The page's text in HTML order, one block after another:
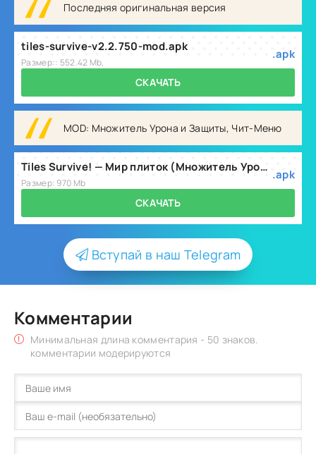
Последняя оригинальная версия
tiles-survive-v2.2.750-mod.apk
Размер:: 552.42 Mb,
.apk
СКАЧАТЬ
MOD: Множитель Урона и Защиты, Чит-Меню
Tiles Survive! — Мир плиток (Множитель Урона и Защиты, Чит-Меню) v2.5.800
Размер: 970 Mb
.apk
СКАЧАТЬ
Вступай в наш Telegram
Комментарии
Минимальная длина комментария - 50 знаков.
комментарии модерируются